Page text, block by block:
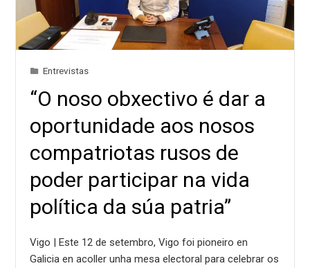
Entrevistas
“O noso obxectivo é dar a
oportunidade aos nosos
compatriotas rusos de
poder participar na vida
política da súa patria”
Vigo | Este 12 de setembro, Vigo foi pioneiro en
Galicia en acoller unha mesa electoral para celebrar os